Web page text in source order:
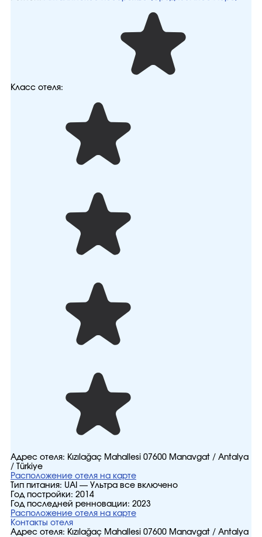
Класс отеля:
Адрес отеля: Kızılağaç Mahallesi 07600 Manavgat / Antalya
/ Türkiye
Расположение отеля на карте
Тип питания: UAI — Ультра все включено
Год постройки: 2014
Год последней ренновации: 2023
Расположение отеля на карте
Контакты отеля
Адрес отеля: Kızılağaç Mahallesi 07600 Manavgat / Antalya